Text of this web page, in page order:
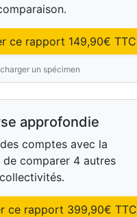
ce rapport 149,90€ TTC
un spécimen
approfondie
comptes avec la
comparer 4 autres
collectivités.
ce rapport 399,90€ TTC